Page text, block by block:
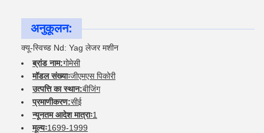
अनुकूलन:
क्यू-स्विच्ड Nd: Yag लेजर मशीन
ब्रांड नाम:गोमेसी
मॉडल संख्याःजीएमएस पिकोरी
उत्पत्ति का स्थान:बीजिंग
प्रमाणीकरण:सीई
न्यूनतम आदेश मात्राः1
मूल्यः1699-1999